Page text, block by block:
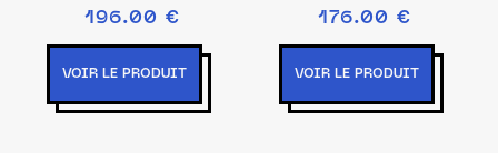
196.00 €
VOIR LE PRODUIT
176.00 €
VOIR LE PRODUIT